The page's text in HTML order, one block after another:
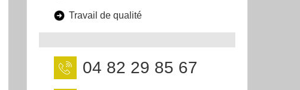
Travail de qualité
04 82 29 85 67